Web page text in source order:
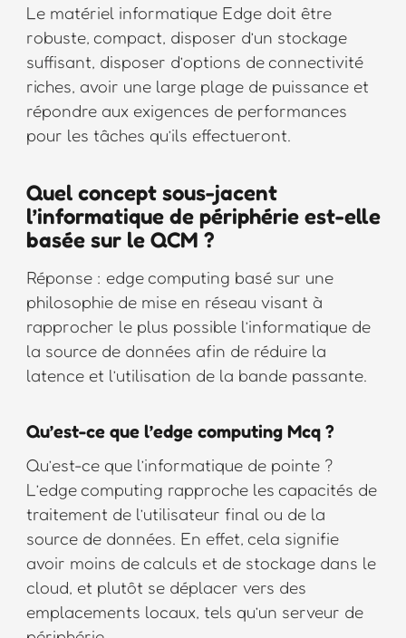
Le matériel informatique Edge doit être
robuste, compact, disposer d’un stockage
suffisant, disposer d’options de connectivité
riches, avoir une large plage de puissance et
répondre aux exigences de performances
pour les tâches qu’ils effectueront.
Quel concept sous-jacent
l’informatique de périphérie est-elle
basée sur le QCM ?
Réponse : edge computing basé sur une
philosophie de mise en réseau visant à
rapprocher le plus possible l’informatique de
la source de données afin de réduire la
latence et l’utilisation de la bande passante.
Qu’est-ce que l’edge computing Mcq ?
Qu’est-ce que l’informatique de pointe ?
L’edge computing rapproche les capacités de
traitement de l’utilisateur final ou de la
source de données. En effet, cela signifie
avoir moins de calculs et de stockage dans le
cloud, et plutôt se déplacer vers des
emplacements locaux, tels qu’un serveur de